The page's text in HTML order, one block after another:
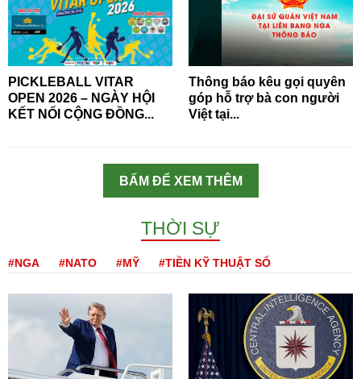
PICKLEBALL VITAR
OPEN 2026 – NGÀY HỘI
KẾT NỐI CỘNG ĐỒNG...
Thông báo kêu gọi quyên
góp hỗ trợ bà con người
Việt tại...
BẤM ĐỂ XEM THÊM
THỜI SỰ
#NGA #NATO #MỸ #TIỀN KỸ THUẬT SỐ